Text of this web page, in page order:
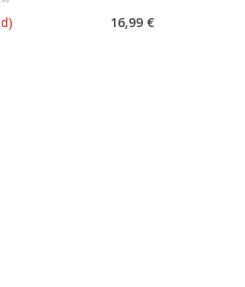
0.00
16,99 €